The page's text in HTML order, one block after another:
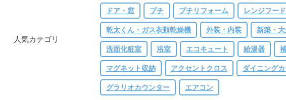
人気カテゴリ
ドア・窓 プチ プチリフォーム レンジフー
乾太くん・ガス衣類乾燥機 外装・内装 新築・
洗面化粧室 浴室 エコキュート 給湯器
マグネット収納 アクセントクロス ダイニング
グラリオカウンター エアコン